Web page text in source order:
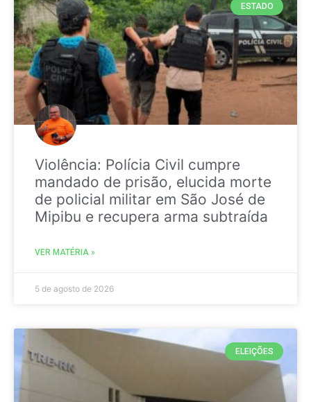
ESTADO
Violência: Polícia Civil cumpre
mandado de prisão, elucida morte
de policial militar em São José de
Mipibu e recupera arma subtraída
VER MATÉRIA »
5 de agosto de 2026
ELEIÇÕES